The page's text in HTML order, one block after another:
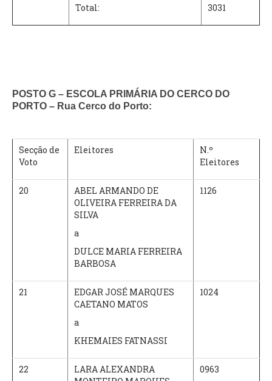
Total: 3031
POSTO G – ESCOLA PRIMÁRIA DO CERCO DO
PORTO – Rua Cerco do Porto:
Secção de
Voto
Eleitores
N.º
Eleitores
20
ABEL ARMANDO DE
OLIVEIRA FERREIRA DA
SILVA
a
DULCE MARIA FERREIRA
BARBOSA
1126
21
EDGAR JOSÉ MARQUES
CAETANO MATOS
a
KHEMAIES FATNASSI
1024
22
LARA ALEXANDRA
0963